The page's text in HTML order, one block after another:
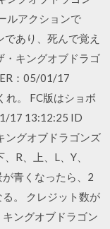
ルアクションで
あり、死んで覚え
・キングオブドラゴ
：05/01/17
れ。 FC版はショボ
17 13:12:25 ID
ングオブドラゴンズ
R、上、L、Y、
青くなったら、2
。 クレジット数が
ングオブドラゴン